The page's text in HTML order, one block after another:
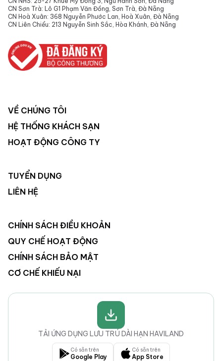
CN Sơn Trà: Lô G1 Phạm Văn Đồng, Sơn Trà, Đà Nẵng
CN Hoà Xuân: 368 Nguyễn Phước Lan, Hoà Xuân, Đà Nẵng
CN Liên Chiểu: 213 Nguyễn Sinh Sắc, Hòa Khánh, Đà Nẵng
VỀ CHÚNG TÔI
HỆ THỐNG KHÁCH SẠN
HOẠT ĐỘNG CÔNG TY
TUYỂN DỤNG
LIÊN HỆ
CHÍNH SÁCH ĐIỀU KHOẢN
QUY CHẾ HOẠT ĐỘNG
CHÍNH SÁCH BẢO MẬT
CƠ CHẾ KHIẾU NẠI
TẢI ỨNG DỤNG LƯU TRÚ DÀI HẠN HAVILAND
Có sẵn trên
Google Play
Có sẵn trên
App Store